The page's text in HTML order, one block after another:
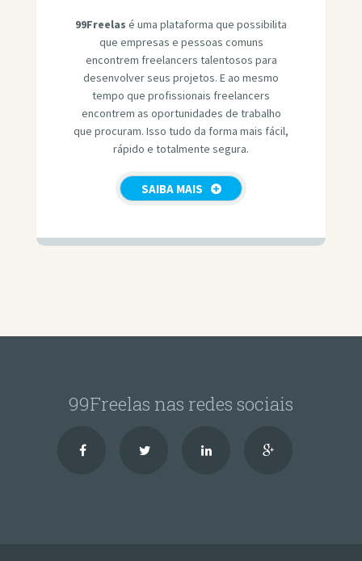
99Freelas é uma plataforma que possibilita
que empresas e pessoas comuns
encontrem freelancers talentosos para
desenvolver seus projetos. E ao mesmo
tempo que profissionais freelancers
encontrem as oportunidades de trabalho
que procuram. Isso tudo da forma mais fácil,
rápido e totalmente segura.
SAIBA MAIS
99Freelas nas redes sociais